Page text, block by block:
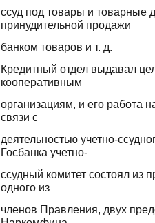
ссуд под товары и товарные
принудительной продажи
банком товаров и т. д.
Кредитный отдел выдавал
кооперативным
организациям, и его работа
связи с
деятельностью учетно-
Госбанка учетно-
ссудный комитет состоял из
одного из
членов Правления, двух